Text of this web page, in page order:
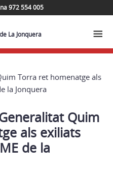
972 554 005
La Jonquera
Torra ret homenatge als
la Jonquera
Quim
als exiliats
de la